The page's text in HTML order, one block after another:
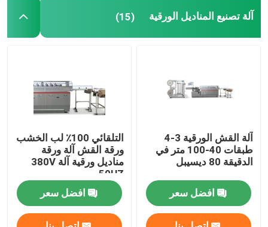
آلة تصنيع المناديل الورقية (15)
آلة القش الورقية 3-4
طبقات 40-100 متر في
الدقيقة 80 ديسيبل
افضل سعر
التلقائي 100٪ لب الخشب
ورقة القش آلة ورقة
مناديل ورقية آلة 380V
50HZ
افضل سعر